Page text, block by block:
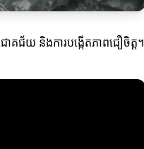
ោគជ័យ និងការបង្កើតភាពជឿចិត្ត។